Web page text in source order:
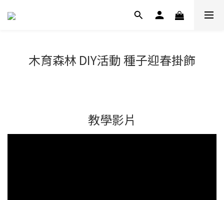
木育森林 DIY活動 種子迎春掛飾
教學影片